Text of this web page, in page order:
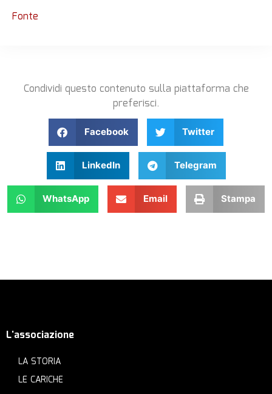
Fonte
Condividi questo contenuto sulla piattaforma che
preferisci.
Facebook Twitter
LinkedIn Telegram
WhatsApp Email Stampa
L'associazione
LA STORIA
LE CARICHE